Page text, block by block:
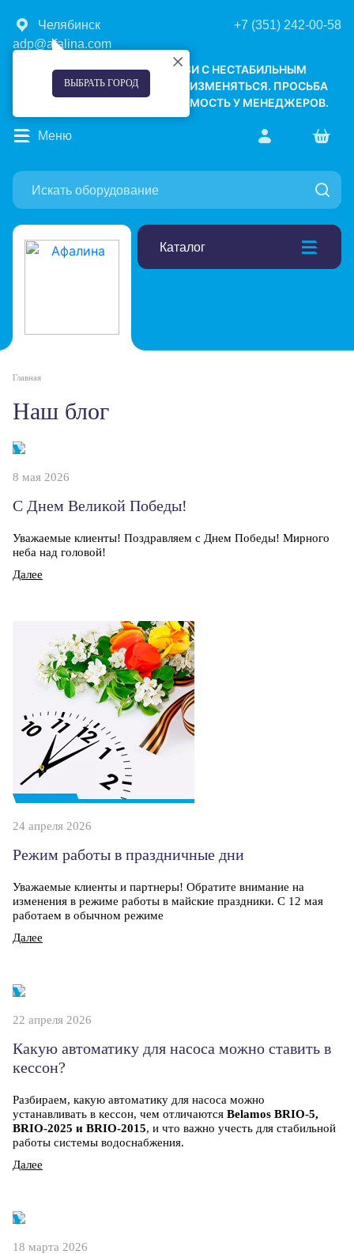
Челябинск
ВЫБРАТЬ ГОРОД
+7 (351) 242-00-58
adp@afalina.com
УВАЖАЕМЫЕ КЛИЕНТЫ! В СВЯЗИ С НЕСТАБИЛЬНЫМ
КУРСОМ ВАЛЮТ, ЦЕНЫ МОГУТ ИЗМЕНЯТЬСЯ. ПРОСЬБА
УТОЧНЯТЬ АКТУАЛЬНУЮ СТОИМОСТЬ У МЕНЕДЖЕРОВ.
Каталог
Меню
Главная
Наш блог
8 мая 2026
С Днем Великой Победы!
Уважаемые клиенты! Поздравляем с Днем Победы! Мирного
неба над головой!
Далее
24 апреля 2026
Режим работы в праздничные дни
Уважаемые клиенты и партнеры! Обратите внимание на
изменения в режиме работы в майские праздники. С 12 мая
работаем в обычном режиме
Далее
22 апреля 2026
Какую автоматику для насоса можно ставить в
кессон?
Разбираем, какую автоматику для насоса можно
устанавливать в кессон, чем отличаются Belamos BRIO-5,
BRIO-2025 и BRIO-2015, и что важно учесть для стабильной
работы системы водоснабжения.
Далее
18 марта 2026